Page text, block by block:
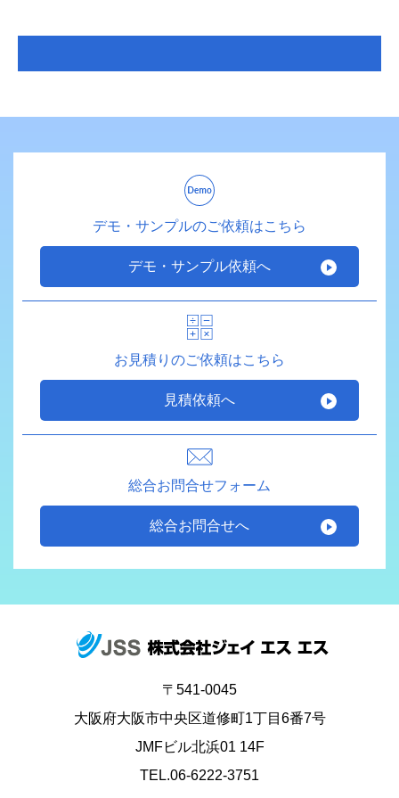
デモ・サンプルのご依頼はこちら
デモ・サンプル依頼へ
お見積りのご依頼はこちら
見積依頼へ
総合お問合せフォーム
総合お問合せへ
〒541-0045
大阪府大阪市中央区道修町1丁目6番7号
JMFビル北浜01 14F
TEL.06-6222-3751